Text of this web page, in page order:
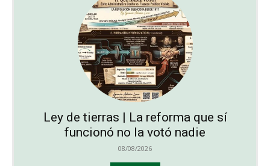
Ley de tierras | La reforma que sí
funcionó no la votó nadie
08/08/2026